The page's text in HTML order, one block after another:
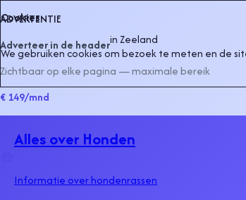
ADVERTENTIE
Adverteer in de headerinZeeland
Zichtbaar op elke pagina — maximale bereik
€ 149/mnd
Alles over Honden
Informatie over hondenrassen
Cookies
We gebruiken cookies om bezoek te meten en de